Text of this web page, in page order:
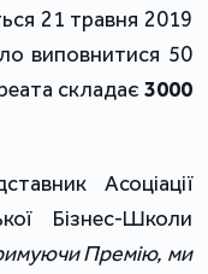
21 травня 2019
виповнитися 50
складає 3000
Асоціації
Бізнес-Школи
Премію, ми